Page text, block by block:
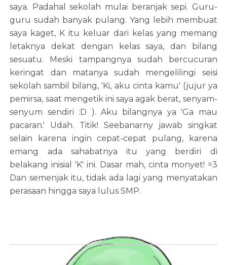
saya. Padahal sekolah mulai beranjak sepi. Guru-
guru sudah banyak pulang. Yang lebih membuat
saya kaget, K itu keluar dari kelas yang memang
letaknya dekat dengan kelas saya, dan bilang
sesuatu. Meski tampangnya sudah bercucuran
keringat dan matanya sudah mengelilingi seisi
sekolah sambil bilang, 'Ki, aku cinta kamu' (jujur ya
pemirsa, saat mengetik ini saya agak berat, senyam-
senyum sendiri :D ). Aku bilangnya ya 'Ga mau
pacaran.' Udah. Titik! Seebanarny jawab singkat
selain karena ingin cepat-cepat pulang, karena
emang ada sahabatnya itu yang berdiri di
belakang inisial 'K' ini. Dasar mah, cinta monyet! =3
Dan semenjak itu, tidak ada lagi yang menyatakan
perasaan hingga saya lulus SMP.